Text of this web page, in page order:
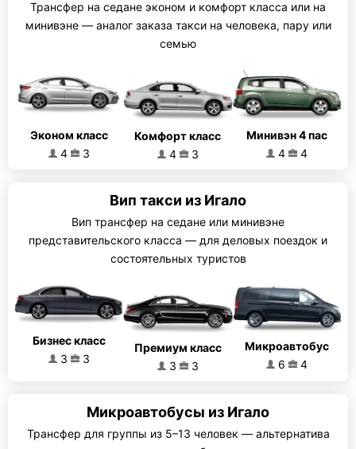
Трансфер на седане эконом и комфорт класса или на
минивэне — аналог заказа такси на человека, пару или
семью
Эконом класс
4
3
Комфорт класс
4
3
Минивэн 4 пас
4
4
Вип такси из Игало
Вип трансфер на седане или минивэне
представительского класса — для деловых поездок и
состоятельных туристов
Бизнес класс
3
3
Премиум класс
3
3
Микроавтобус
6
4
Микроавтобусы из Игало
Трансфер для группы из 5–13 человек — альтернатива